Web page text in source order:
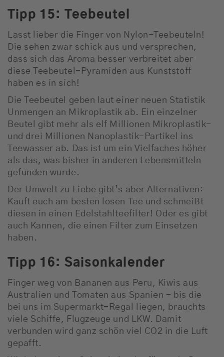
Tipp 15: Teebeutel
Lasst lieber die Finger von Nylon-Teebeuteln!
Die sehen zwar schick aus und versprechen,
dass sich das Aroma besser verbreitet aber
diese Teebeutel-Pyramiden aus Kunststoff
haben es in sich!
Die Teebeutel geben laut einer neuen Statistik
Unmengen an Mikroplastik ab. Ein einzelner
Beutel gibt mehr als elf Millionen Mikroplastik-
und drei Millionen Nanoplastik-Partikel ins
Teewasser ab. Das ist um ein Vielfaches höher
als das, was bisher in anderen Lebensmitteln
gefunden wurde.
Der Umwelt zu Liebe gibt’s aber Alternativen:
Kauft euch am besten losen Tee und schmeißt
diesen in einen Edelstahlteefilter! Oder es gibt
auch Kannen, die einen Filter zum Einsetzen
haben.
Tipp 16: Saisonkalender
Finger weg von Bananen aus Peru, Kiwis aus
Australien und Tomaten aus Spanien - bis die
bei uns im Supermarkt-Regal liegen, brauchts
viele Schiffe, Flugzeuge und LKW. Damit
verbunden wird ganz schön viel CO2 in die Luft
gepafft.